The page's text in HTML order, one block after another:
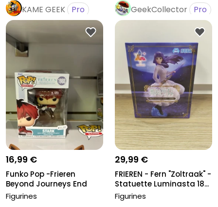
KAME GEEK Pro
16,99 €
Funko Pop -Frieren
Beyond Journeys End
1988 - Star...
Figurines
GeekCollector Pro
29,99 €
FRIEREN - Fern "Zoltraak" -
Statuette Luminasta 18...
Figurines